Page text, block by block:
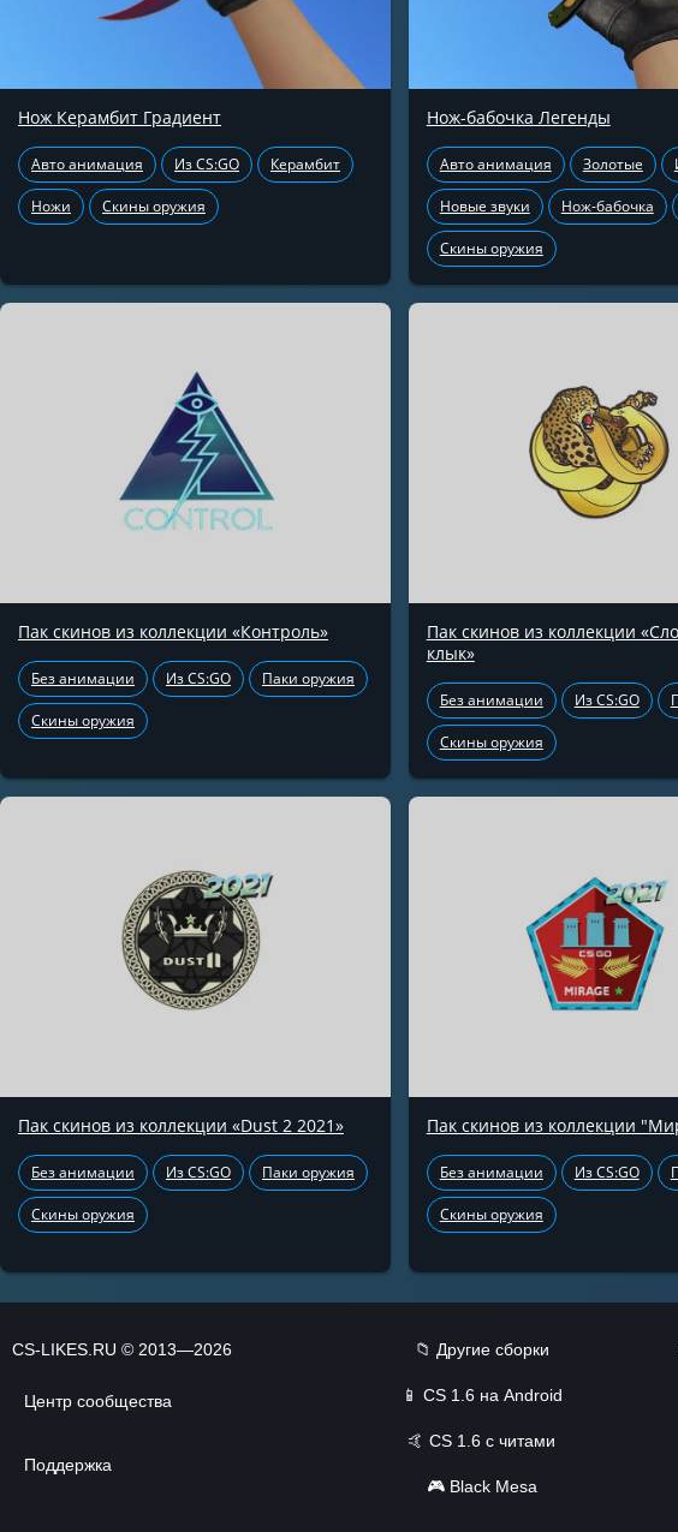
Нож Керамбит Градиент
Авто анимация Из CS:GO Керамбит
Ножи Скины оружия
Нож-бабочка Легенды
Авто анимация Золотые
Новые звуки Нож-бабочка
Скины оружия
Пак скинов из коллекции «Контроль»
Без анимации Из CS:GO Паки оружия
Скины оружия
Пак скинов из коллекции
клык»
Без анимации Из CS:GO
Скины оружия
Пак скинов из коллекции «Dust 2 2021»
Без анимации Из CS:GO Паки оружия
Скины оружия
Пак скинов из коллекции
Без анимации Из CS:GO
Скины оружия
CS-LIKES.RU © 2013—2026
Центр сообщества
Поддержка
📁 Другие сборки
📱 CS 1.6 на Android
🤙CS 1.6 с читами
🎮 Black Mesa